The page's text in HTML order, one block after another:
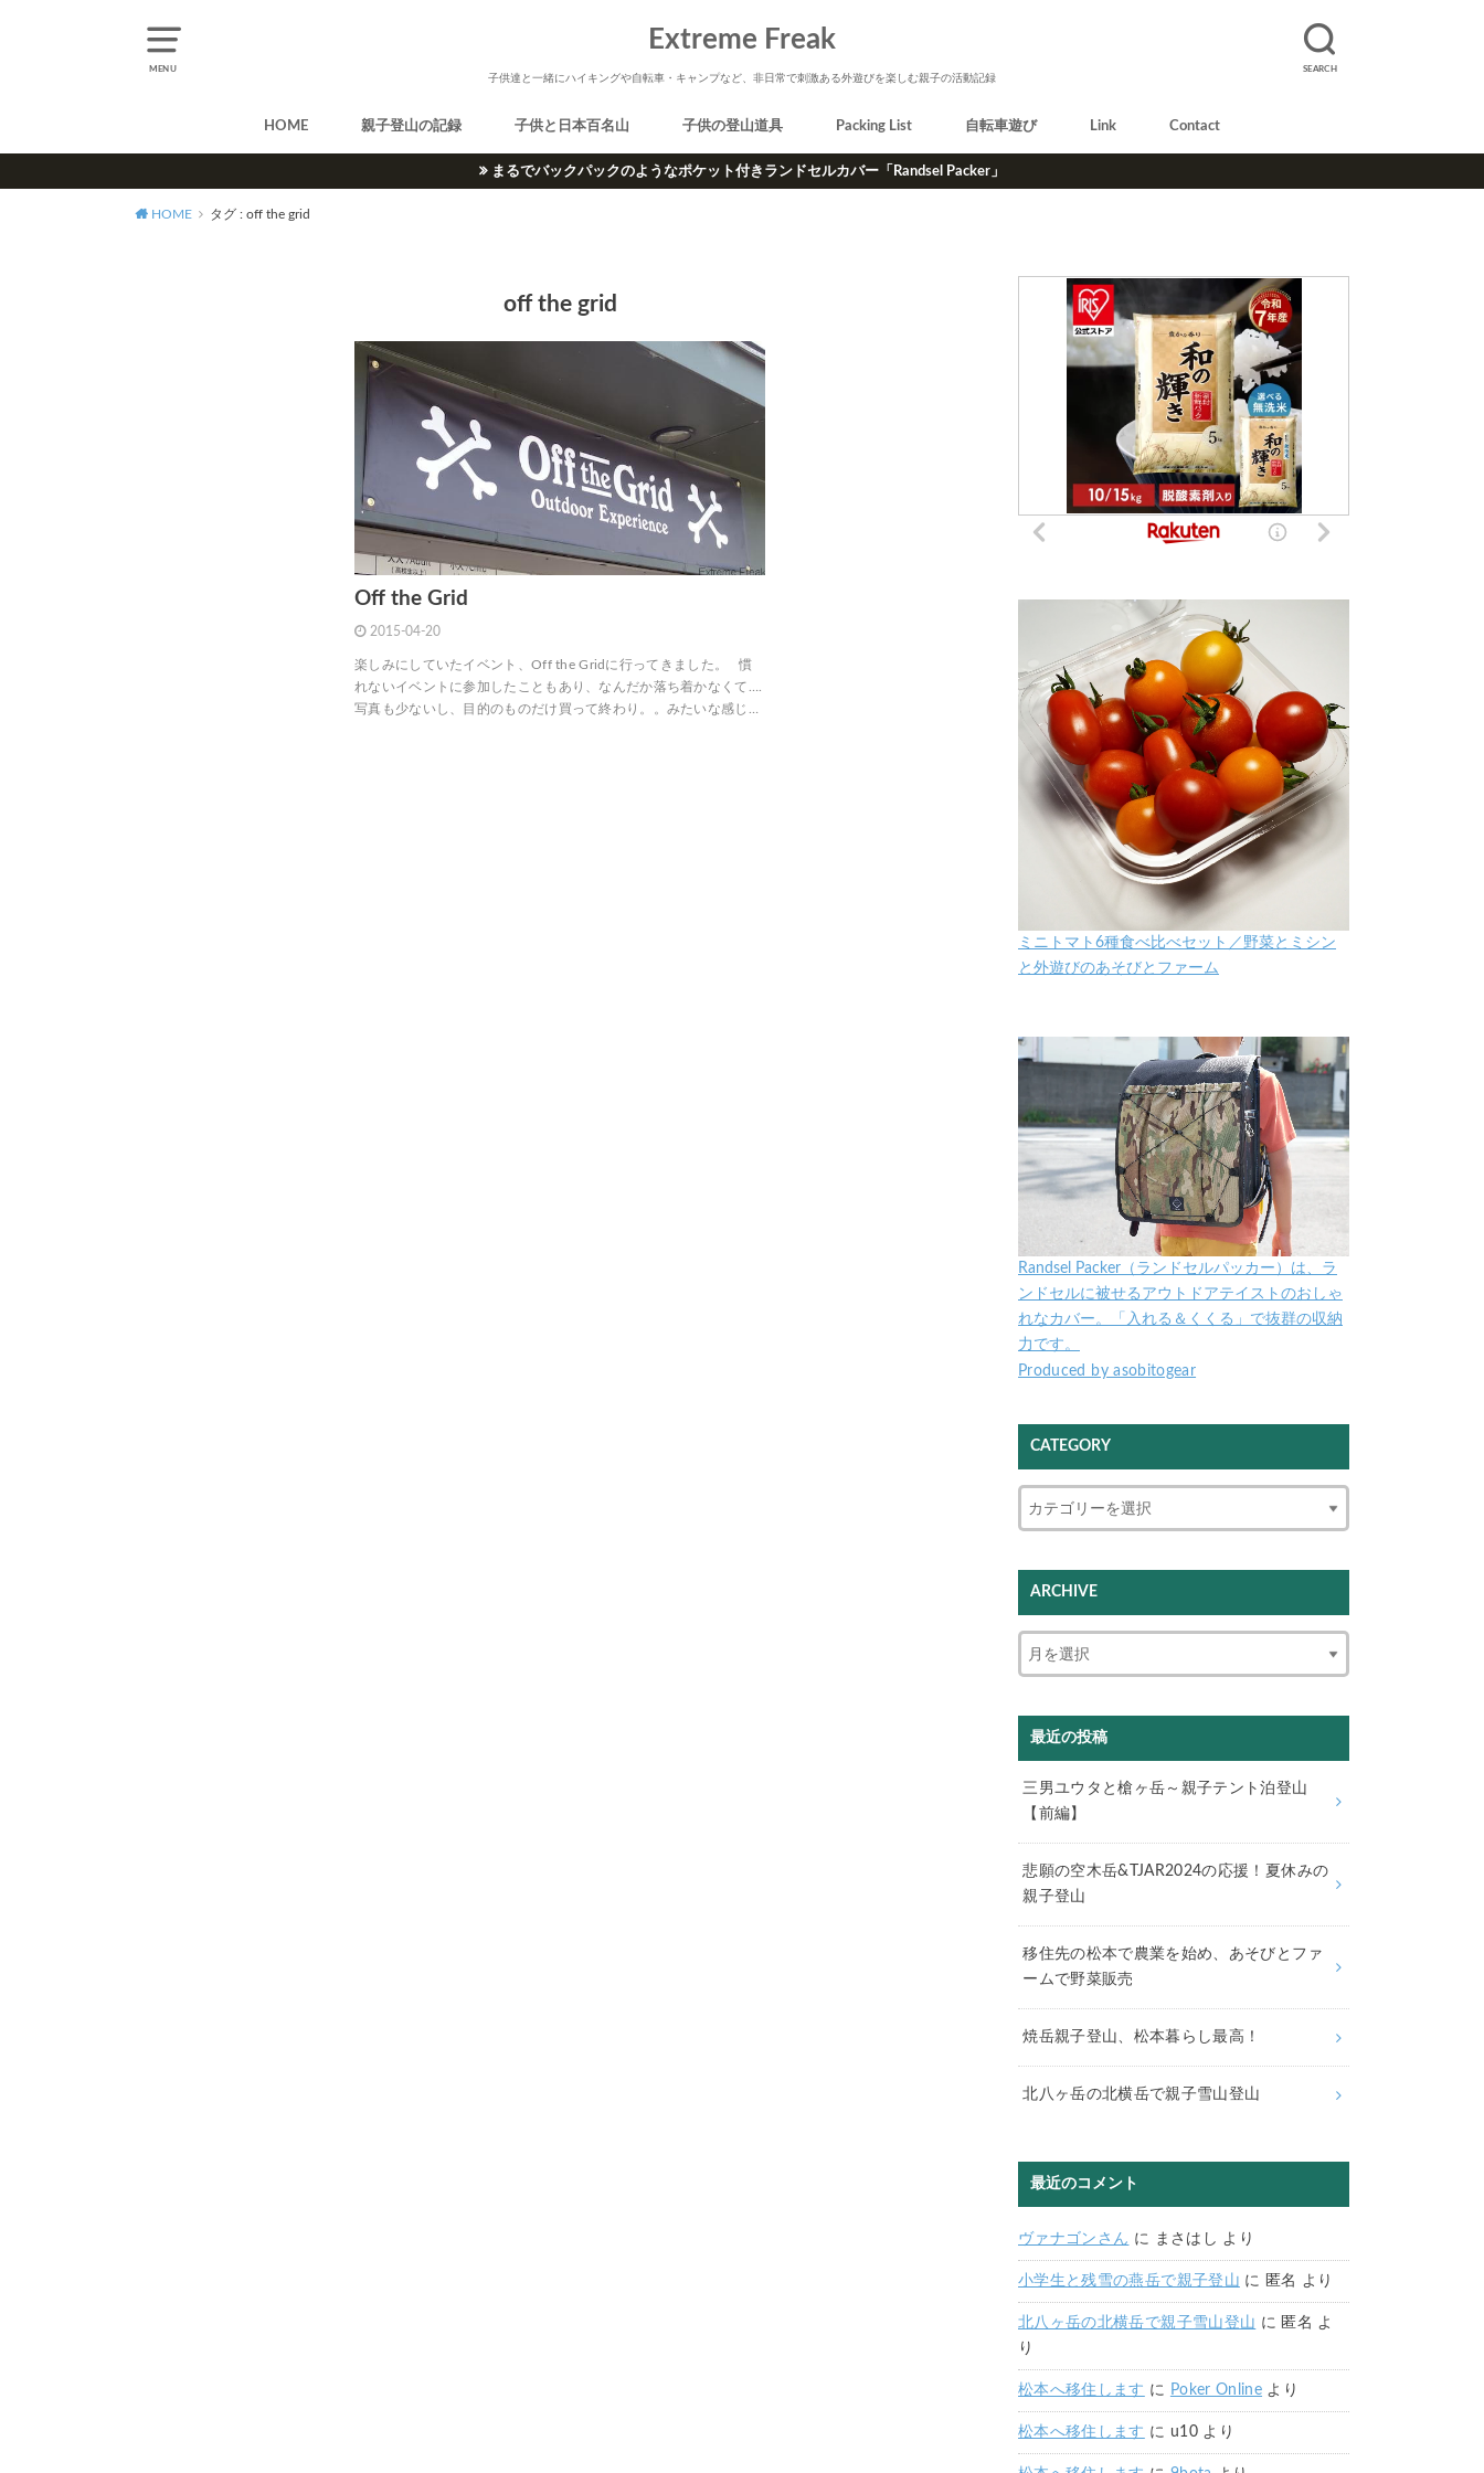
MENU SEARCH
Extreme Freak
子供達と一緒にハイキングや自転車・キャンプなど、非日常で刺激ある外遊びを楽しむ親子の活動記録
HOME 親子登山の記録 子供と日本百名山 子供の登山道具 Packing List 自転車遊び Link Contact
まるでバックパックのようなポケット付きランドセルカバー「Randsel Packer」
HOME タグ : off the grid
off the grid
Off the Grid
2015-04-20
楽しみにしていたイベント、Off the Gridに行ってきました。 慣
れないイベントに参加したこともあり、なんだか落ち着かなくて….
写真も少ないし、目的のものだけ買って終わり。。みたいな感じ…
ミニトマト6種食べ比べセット／野菜とミシン
と外遊びのあそびとファーム
Randsel Packer（ランドセルパッカー）は、ラ
ンドセルに被せるアウトドアテイストのおしゃ
れなカバー。「入れる＆くくる」で抜群の収納
力です。
Produced by asobitogear
CATEGORY
ARCHIVE
最近の投稿
三男ユウタと槍ヶ岳～親子テント泊登山
【前編】
悲願の空木岳&TJAR2024の応援！夏休みの
親子登山
移住先の松本で農業を始め、あそびとファ
ームで野菜販売
焼岳親子登山、松本暮らし最高！
北八ヶ岳の北横岳で親子雪山登山
最近のコメント
ヴァナゴンさん に まさはし より
小学生と残雪の燕岳で親子登山 に 匿名 より
北八ヶ岳の北横岳で親子雪山登山 に 匿名 よ
り
松本へ移住します に Poker Online より
松本へ移住します に u10より